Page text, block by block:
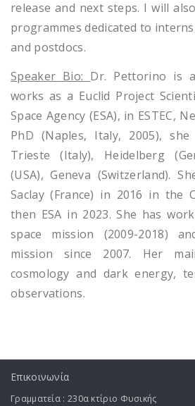
release and next steps. I will
programmes dedicated to
and postdocs.
Speaker Bio: Dr. Pettorino is
works as a Euclid Project
Space Agency (ESA), in ESTEC,
PhD (Naples, Italy, 2005),
Trieste (Italy), Heidelberg
(USA), Geneva (Switzerland).
Saclay (France) in 2016 in the
then ESA in 2023. She has
space mission (2009-2018)
mission since 2007. Her
cosmology and dark energy,
observations.
Επικοινωνία
Γραμματεία : 230α κτίριο Φυσικής